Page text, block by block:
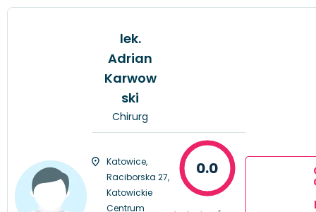
lek.
Adrian
Karwow
ski
Chirurg
Katowice,
Raciborska 27,
Katowickie
Centrum
0.0